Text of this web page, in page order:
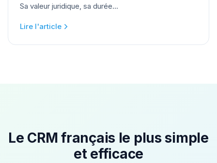
Sa valeur juridique, sa durée...
Lire l'article
Le CRM français le plus simple
et efficace